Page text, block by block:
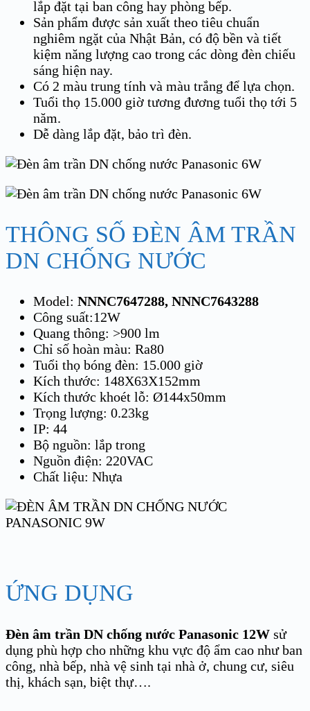
lắp đặt tại ban công hay phòng bếp.
Sản phẩm được sản xuất theo tiêu chuẩn
nghiêm ngặt của Nhật Bản, có độ bền và tiết
kiệm năng lượng cao trong các dòng đèn chiếu
sáng hiện nay.
Có 2 màu trung tính và màu trắng để lựa chọn.
Tuổi thọ 15.000 giờ tương đương tuổi thọ tới 5
năm.
Dễ dàng lắp đặt, bảo trì đèn.
THÔNG SỐ ĐÈN ÂM TRẦN
DN CHỐNG NƯỚC
Model: NNNC7647288, NNNC7643288
Công suất:12W
Quang thông: >900 lm
Chỉ số hoàn màu: Ra80
Tuổi thọ bóng đèn: 15.000 giờ
Kích thước: 148X63X152mm
Kích thước khoét lỗ: Ø144x50mm
Trọng lượng: 0.23kg
IP: 44
Bộ nguồn: lắp trong
Nguồn điện: 220VAC
Chất liệu: Nhựa
ỨNG DỤNG
Đèn âm trần DN chống nước Panasonic 12W sử
dụng phù hợp cho những khu vực độ ẩm cao như ban
công, nhà bếp, nhà vệ sinh tại nhà ở, chung cư, siêu
thị, khách sạn, biệt thự….